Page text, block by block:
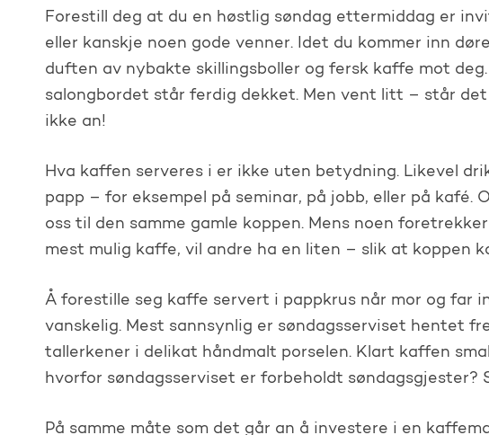
Forestill deg at du en høstlig søndag ettermiddag er
eller kanskje noen gode venner. Idet du kommer inn
duften av nybakte skillingsboller og fersk kaffe mot
salongbordet står ferdig dekket. Men vent litt – står
ikke an!
Hva kaffen serveres i er ikke uten betydning. Likevel
papp – for eksempel på seminar, på jobb, eller på kafé.
oss til den samme gamle koppen. Mens noen
mest mulig kaffe, vil andre ha en liten – slik at koppen
Å forestille seg kaffe servert i pappkrus når mor og far
vanskelig. Mest sannsynlig er søndagsserviset hentet
tallerkener i delikat håndmalt porselen. Klart kaffen
hvorfor søndagsserviset er forbeholdt søndagsgjester?
På samme måte som det går an å investere i en